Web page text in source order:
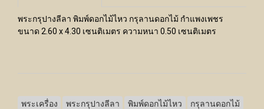
พระกรุปางลีลา พิมพ์ดอกไม้ไหว กรุลานดอกไม้ กำแพงเพชร
ขนาด 2.60 x 4.30 เซนติเมตร ความหนา 0.50 เซนติเมตร
พระเครื่อง พระกรุปางลีลา พิมพ์ดอกไม้ไหว กรุลานดอกไม้